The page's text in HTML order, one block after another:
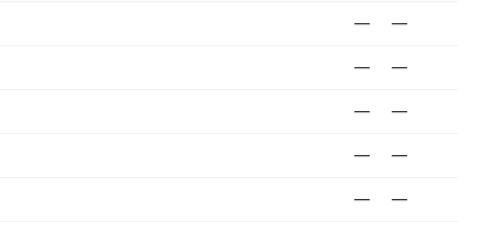
— —
— —
— —
— —
— —